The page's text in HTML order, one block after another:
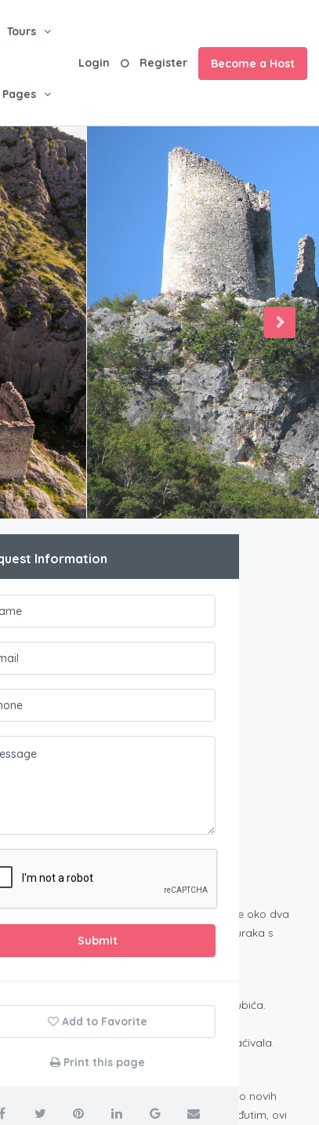
Tours
Pages
Login Register Become a Host
i neravnoj hridi na desnoj obali rijeke Čikole oko dva
i da je konačno razrušena nakon odlaska Turaka s
kulture u Upravi za zaštitu kulturne baštine,
od suparničke plemenitaške obitelji Šubića.
kontrolu mletačke trgovačke
se mostom, što je obitelj Nelipić naplaćivala.
nije dogodilo, a Nelipići su izgradili i nekoliko novih
za preuzimanje kontrole nad njom. Međutim, ovi
Information
Submit
Add to Favorite
Print this page